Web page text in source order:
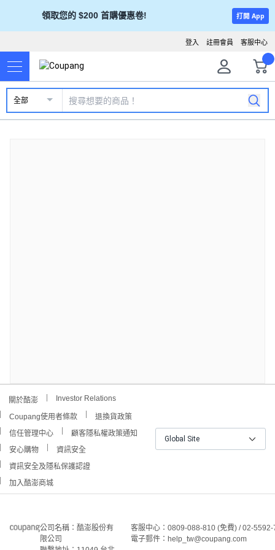
領取您的 $200 首購優惠卷! 打開 App
客服中心
註冊會員
登入
全部
關於酷澎 Investor Relations
Coupang使用者條款
退換貨政策
信任管理中心
顧客隱私權政策通知
安心購物
資訊安全
資訊安全及隱私保護認證
加入酷澎商城
Global Site
公司名稱：酷澎股份有
限公司
客服中心：0809-088-810 (免費) / 02-
電子郵件：help_tw@coupang.com